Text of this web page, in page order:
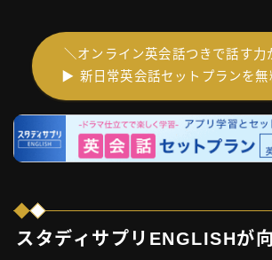
＼オンライン英会話つきで話す力
▶ 新日常英会話セットプランを無
スタディサプリENGLISHが